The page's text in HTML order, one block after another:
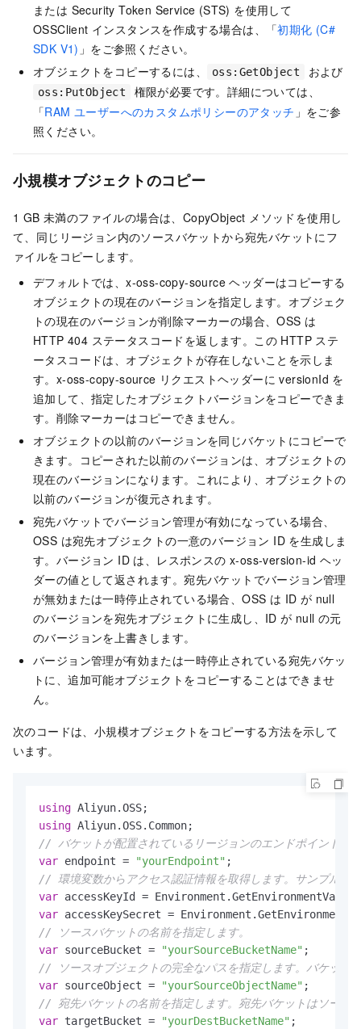
または Security Token Service (STS) を使用して
OSSClient インスタンスを作成する場合は、「初期化 (C#
SDK V1) 」をご参照ください。
オブジェクトをコピーするには、
oss:GetObject および
oss:PutObject
権限が必要です。詳細については、
「RAM ユーザーへのカスタムポリシーのアタッチ 」をご参
照ください。
小規模オブジェクトのコピー
1 GB 未満のファイルの場合は、CopyObject メソッドを使用し
て、同じリージョン内のソースバケットから宛先バケットにフ
ァイルをコピーします。
デフォルトでは、x-oss-copy-source ヘッダーはコピーする
オブジェクトの現在のバージョンを指定します。オブジェク
トの現在のバージョンが削除マーカーの場合、OSS は
HTTP 404 ステータスコードを返します。この HTTP ステ
ータスコードは、オブジェクトが存在しないことを示しま
す。x-oss-copy-source リクエストヘッダーに versionId を
追加して、指定したオブジェクトバージョンをコピーできま
す。削除マーカーはコピーできません。
オブジェクトの以前のバージョンを同じバケットにコピーで
きます。コピーされた以前のバージョンは、オブジェクトの
現在のバージョンになります。これにより、オブジェクトの
以前のバージョンが復元されます。
宛先バケットでバージョン管理が有効になっている場合、
OSS は宛先オブジェクトの一意のバージョン ID を生成しま
す。バージョン ID は、レスポンスの x-oss-version-id ヘッ
ダーの値として返されます。宛先バケットでバージョン管理
が無効または一時停止されている場合、OSS は ID が null
のバージョンを宛先オブジェクトに生成し、ID が null の元
のバージョンを上書きします。
バージョン管理が有効または一時停止されている宛先バケッ
トに、追加可能オブジェクトをコピーすることはできませ
ん。
次のコードは、小規模オブジェクトをコピーする方法を示して
います。
using
using
// バケットが配置されているリージョンのエンドポイント
var endpoint = "yourEndpoint"
// 環境変数からアクセス認証情報を取得します。サンプルコー
var accessKeyId =
var accessKeySecret =
// ソースバケットの名前を指定します。
var sourceBucket = "yourSourceBucketName"
// ソースオブジェクトの完全なパスを指定します。バケット
var sourceObject = "yourSourceObjectName"
// 宛先バケットの名前を指定します。宛先バケットはソース
var targetBucket = "yourDestBucketName"